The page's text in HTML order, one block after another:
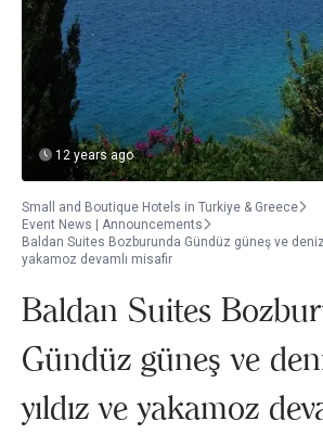
12 years ago
Small and Boutique Hotels in Turkiye & Greece
Event News | Announcements
Baldan Suites Bozburunda Gündüz güneş ve
yakamoz devamlı misafir
Baldan Suites
Gündüz güneş ve
yıldız ve yakamoz